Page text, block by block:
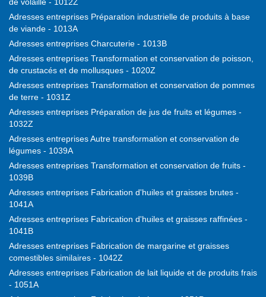
Adresses entreprises Préparation industrielle de produits à base
de viande - 1013A
Adresses entreprises Charcuterie - 1013B
Adresses entreprises Transformation et conservation de poisson,
de crustacés et de mollusques - 1020Z
Adresses entreprises Transformation et conservation de pommes
de terre - 1031Z
Adresses entreprises Préparation de jus de fruits et légumes -
1032Z
Adresses entreprises Autre transformation et conservation de
légumes - 1039A
Adresses entreprises Transformation et conservation de fruits -
1039B
Adresses entreprises Fabrication d'huiles et graisses brutes -
1041A
Adresses entreprises Fabrication d'huiles et graisses raffinées -
1041B
Adresses entreprises Fabrication de margarine et graisses
comestibles similaires - 1042Z
Adresses entreprises Fabrication de lait liquide et de produits frais
- 1051A